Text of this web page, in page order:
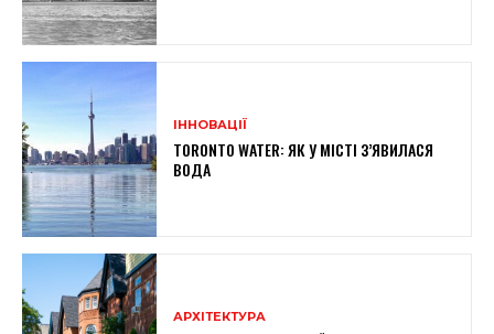
ІННОВАЦІЇ
TORONTO WATER: ЯК У МІСТІ З’ЯВИЛАСЯ
ВОДА
АРХІТЕКТУРА